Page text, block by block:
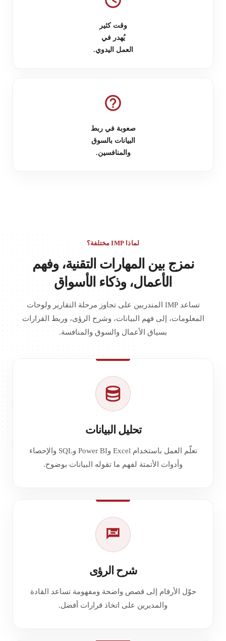
وقت كثير
يُهدر في
العمل اليدوي.
صعوبة في ربط
البيانات بالسوق
والمنافسين.
لماذا IMP مختلفة؟
نمزج بين المهارات التقنية، وفهم
الأعمال، وذكاء الأسواق
تساعد IMP المتدربين على تجاوز مرحلة التقارير ولوحات
المعلومات، إلى فهم البيانات، وشرح الرؤى، وربط القرارات
بسياق الأعمال والسوق والمنافسة.
تحليل البيانات
تعلّم العمل باستخدام Excel وPower BI وSQL والإحصاء
وأدوات الأتمتة لفهم ما تقوله البيانات بوضوح.
شرح الرؤى
حوّل الأرقام إلى قصص واضحة ومفهومة تساعد القادة
والمديرين على اتخاذ قرارات أفضل.